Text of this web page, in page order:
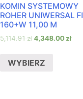
KOMIN SYSTEMOWY
ROHER UNIWERSAL FI
160+W 11,00 M
5,114.91zł 4,348.00 zł
WYBIERZ